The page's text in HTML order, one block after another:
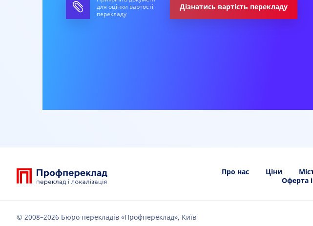
для оцінки вартості
перекладу
Дізнатись вартість перекладу
Про нас Ціни
Оферта
© 2008–2026 Бюро перекладів «Профпереклад», Київ